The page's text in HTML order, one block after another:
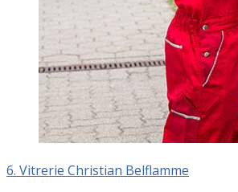
6. Vitrerie Christian Belflamme